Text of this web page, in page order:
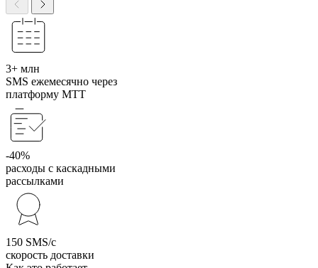
3+ млн
SMS ежемесячно через
платформу МТТ
-40%
расходы с каскадными
рассылками
150 SMS/с
скорость доставки